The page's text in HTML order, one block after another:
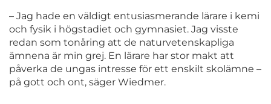
– Jag hade en väldigt entusiasmerande lärare i kemi
och fysik i högstadiet och gymnasiet. Jag visste
redan som tonåring att de naturvetenskapliga
ämnena är min grej. En lärare har stor makt att
påverka de ungas intresse för ett enskilt skolämne –
på gott och ont, säger Wiedmer.